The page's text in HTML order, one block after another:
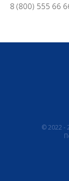
8 (800) 555 66
© 2022 -